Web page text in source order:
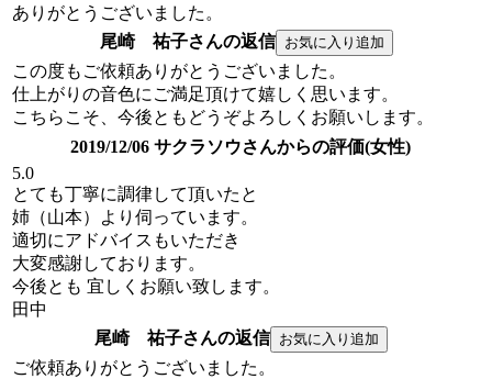
ありがとうございました。
尾崎 祐子さんの返信
この度もご依頼ありがとうございました。
仕上がりの音色にご満足頂けて嬉しく思います。
こちらこそ、今後ともどうぞよろしくお願いします。
2019/12/06 サクラソウさんからの評価(女性)
5.0
とても丁寧に調律して頂いたと
姉（山本）より伺っています。
適切にアドバイスもいただき
大変感謝しております。
今後とも 宜しくお願い致します。
田中
尾崎 祐子さんの返信
ご依頼ありがとうございました。